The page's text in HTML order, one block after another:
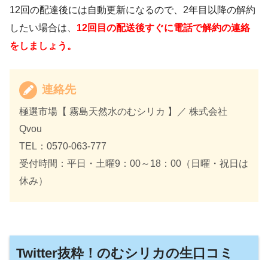
12回の配達後には自動更新になるので、2年目以降の解約
したい場合は、 12回目の配送後すぐに電話で解約の連絡
をしましょう。
連絡先
極選市場【 霧島天然水のむシリカ 】／ 株式会社
Qvou
TEL：0570-063-777
受付時間：平日・土曜9：00～18：00（日曜・祝日は
休み）
Twitter抜粋！のむシリカの生口コミ